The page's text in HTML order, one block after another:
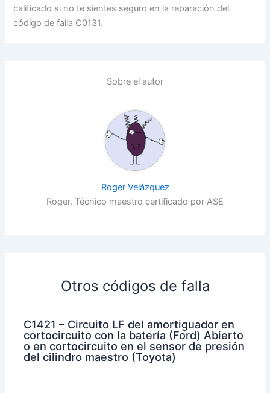
calificado si no te sientes seguro en la reparación del
código de falla C0131.
Sobre el autor
Roger Velázquez
Roger. Técnico maestro certificado por ASE
Otros códigos de falla
C1421 – Circuito LF del amortiguador en
cortocircuito con la batería (Ford) Abierto
o en cortocircuito en el sensor de presión
del cilindro maestro (Toyota)